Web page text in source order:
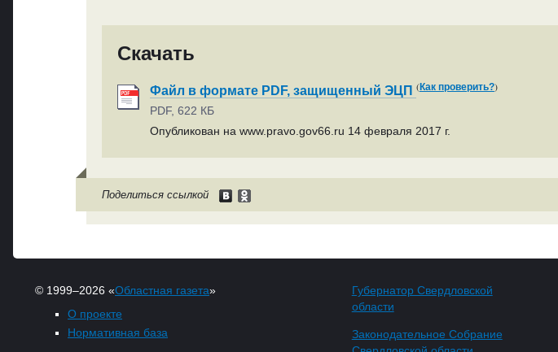
Скачать
Файл в формате PDF, защищенный ЭЦП (Как проверить?)
PDF, 622 КБ
Опубликован на www.pravo.gov66.ru 14 февраля 2017 г.
Поделиться ссылкой
© 1999–2026 «Областная газета»
О проекте
Нормативная база
Губернатор Свердловской
области
Законодательное Собрание